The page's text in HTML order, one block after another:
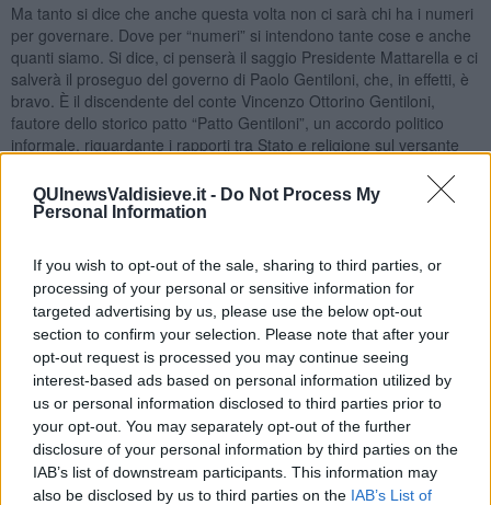
QUInewsValdisieve.it - Do Not Process My
Personal Information
If you wish to opt-out of the sale, sharing to third parties, or
processing of your personal or sensitive information for
targeted advertising by us, please use the below opt-out
section to confirm your selection. Please note that after your
opt-out request is processed you may continue seeing
interest-based ads based on personal information utilized by
us or personal information disclosed to third parties prior to
your opt-out. You may separately opt-out of the further
disclosure of your personal information by third parties on the
IAB’s list of downstream participants. This information may
also be disclosed by us to third parties on the IAB’s List of
Ma tanto si dice che anche questa volta non ci sarà chi ha i numeri
per governare. Dove per “numeri” si intendono tante cose e anche
quanti siamo. Si dice, ci penserà il saggio Presidente Mattarella e ci
salverà il proseguo del governo di Paolo Gentiloni, che, in effetti, è
bravo. È il discendente del conte Vincenzo Ottorino Gentiloni,
fautore dello storico patto “Patto Gentiloni”, un accordo politico
informale, riguardante i rapporti tra Stato e religione sul versante
presieduta e i liberali di Giolitti, per le elezioni politiche del 1913.
Evviva! Ciò è confortante perché rientra appieno nella tradizione
e buona fortuna.
Libero Venturi
Pontedera, 4 Marzo 2018
Libero Venturi